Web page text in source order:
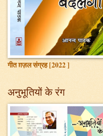
गीत ग़ज़ल संग्रह [2022 ]
अनुभूतियों के रंग